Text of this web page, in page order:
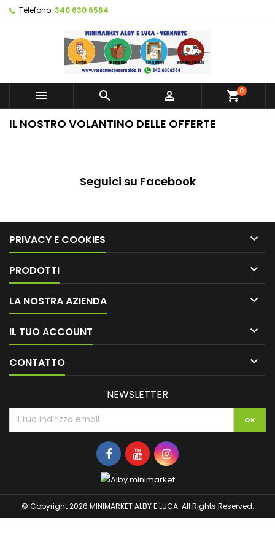
Telefono: 340 630 6564
   shopping_cart0
IL NOSTRO VOLANTINO DELLE OFFERTE
Seguici su Facebook
PRIVACY E COOKIES 
PRODOTTI 
LA NOSTRA AZIENDA 
IL TUO ACCOUNT 
CONTATTO 
NEWSLETTER
© Copyright 2026 MINIMARKET ALBY E LUCA. All Rights Reserved.